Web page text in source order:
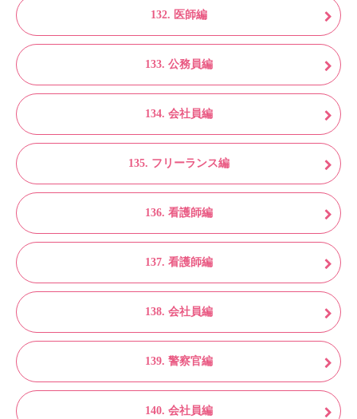
132. 医師編
133. 公務員編
134. 会社員編
135. フリーランス編
136. 看護師編
137. 看護師編
138. 会社員編
139. 警察官編
140. 会社員編